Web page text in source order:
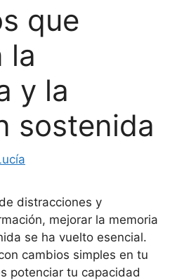
que
la
y la
sostenida
distracciones y
mejorar la memoria
se ha vuelto esencial.
cambios simples en tu
potenciar tu capacidad